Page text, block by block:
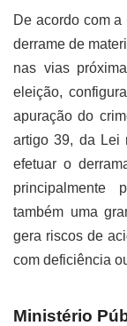
De acordo com
derrame de
nas vias
eleição,
apuração do
artigo 39, da Lei
efetuar o
principalmente
também uma
gera riscos de
com deficiência
Ministério